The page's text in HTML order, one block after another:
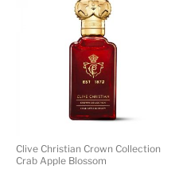
Clive Christian Crown Collection
Crab Apple Blossom